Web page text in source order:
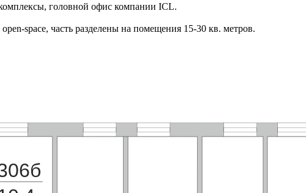
головной офис компании ICL.
space, часть разделены на помещения 15-30 кв. метров.